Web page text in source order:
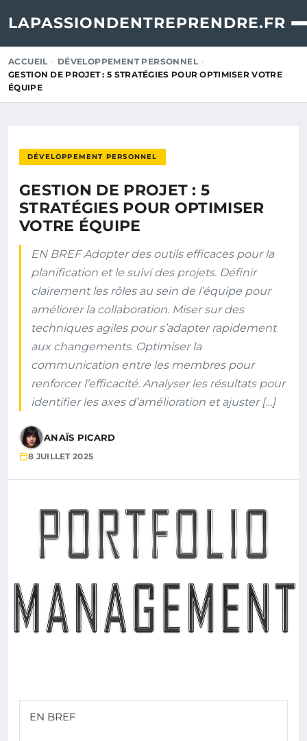
LAPASSIONDENTREPRENDRE.FR
ACCUEIL
DÉVELOPPEMENT PERSONNEL
GESTION DE PROJET : 5 STRATÉGIES POUR OPTIMISER VOTRE
ÉQUIPE
DÉVELOPPEMENT PERSONNEL
GESTION DE PROJET : 5
STRATÉGIES POUR OPTIMISER
VOTRE ÉQUIPE
EN BREF Adopter des outils efficaces pour la
planification et le suivi des projets. Définir
clairement les rôles au sein de l’équipe pour
améliorer la collaboration. Miser sur des
techniques agiles pour s’adapter rapidement
aux changements. Optimiser la
communication entre les membres pour
renforcer l’efficacité. Analyser les résultats pour
identifier les axes d’amélioration et ajuster […]
ANAÏS PICARD
8 JUILLET 2025
EN BREF